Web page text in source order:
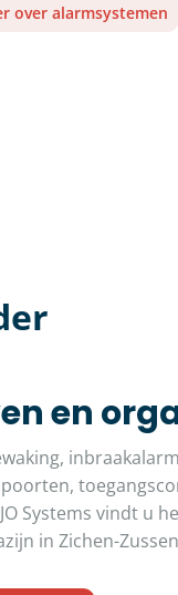
over alarmsystemen
en
Systems vindt u
in Zichen-